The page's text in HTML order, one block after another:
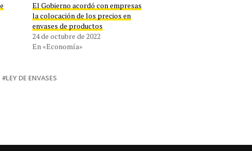
El Gobierno acordó con empresas
la colocación de los precios en
envases de productos
24 de octubre de 2022
En «Economía»
LEY DE ENVASES